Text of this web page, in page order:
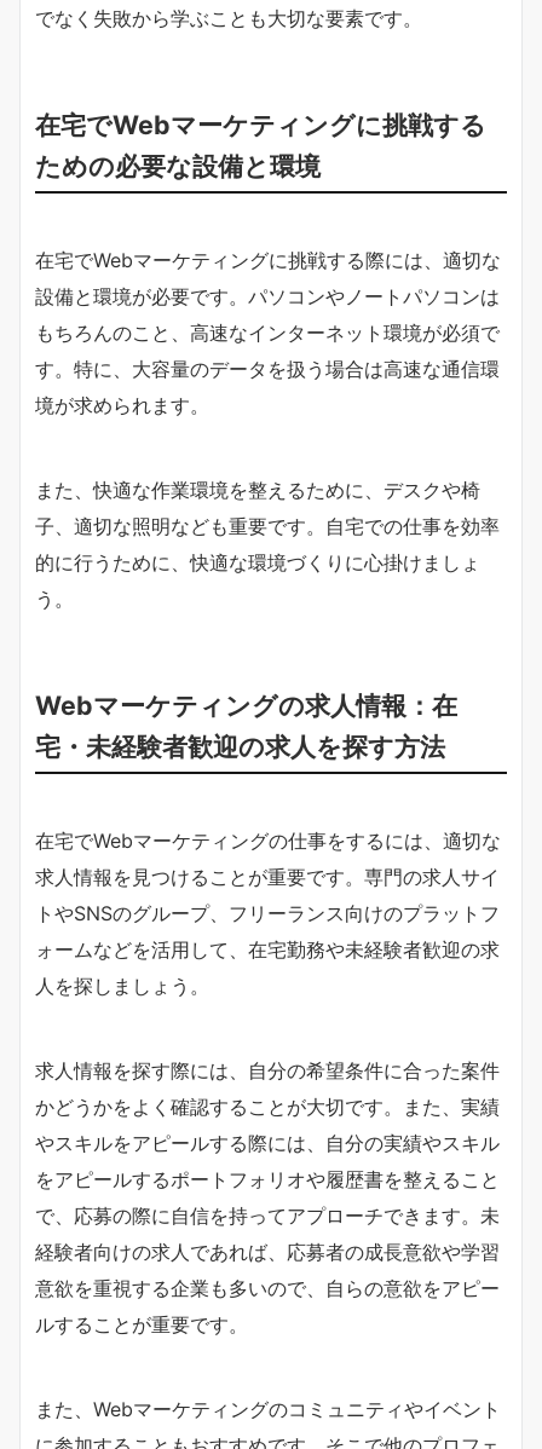
でなく失敗から学ぶことも大切な要素です。
在宅でWebマーケティングに挑戦する
ための必要な設備と環境
在宅でWebマーケティングに挑戦する際には、適切な
設備と環境が必要です。パソコンやノートパソコンは
もちろんのこと、高速なインターネット環境が必須で
す。特に、大容量のデータを扱う場合は高速な通信環
境が求められます。
また、快適な作業環境を整えるために、デスクや椅
子、適切な照明なども重要です。自宅での仕事を効率
的に行うために、快適な環境づくりに心掛けましょ
う。
Webマーケティングの求人情報：在
宅・未経験者歓迎の求人を探す方法
在宅でWebマーケティングの仕事をするには、適切な
求人情報を見つけることが重要です。専門の求人サイ
トやSNSのグループ、フリーランス向けのプラットフ
ォームなどを活用して、在宅勤務や未経験者歓迎の求
人を探しましょう。
求人情報を探す際には、自分の希望条件に合った案件
かどうかをよく確認することが大切です。また、実績
やスキルをアピールする際には、自分の実績やスキル
をアピールするポートフォリオや履歴書を整えること
で、応募の際に自信を持ってアプローチできます。未
経験者向けの求人であれば、応募者の成長意欲や学習
意欲を重視する企業も多いので、自らの意欲をアピー
ルすることが重要です。
また、Webマーケティングのコミュニティやイベント